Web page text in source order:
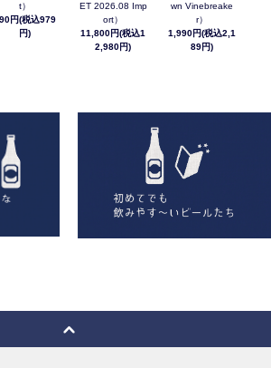
t）
円(税込979
円)
ET 2026.08 Imp
ort）
11,800円(税込1
2,980円)
wn Vinebreake
r）
1,990円(税込2,1
89円)